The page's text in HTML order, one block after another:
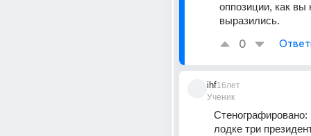
оппозиции, как вы
выразились.
0
ihf
Ученик
16лет
лодке три